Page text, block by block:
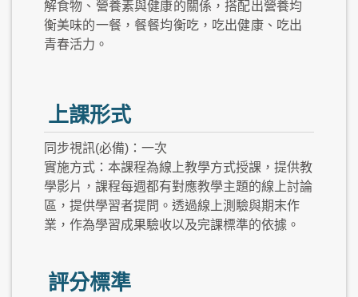
解食物、營養素與健康的關係，搭配出營養均
衡美味的一餐，餐餐均衡吃，吃出健康、吃出
青春活力。
上課形式
同步視訊(必備)：一次
實施方式：本課程為線上教學方式授課，提供教
學影片，課程每週都有對應教學主題的線上討論
區，提供學習者提問。透過線上測驗與期末作
業，作為學習成果驗收以及完課標準的依據。
評分標準